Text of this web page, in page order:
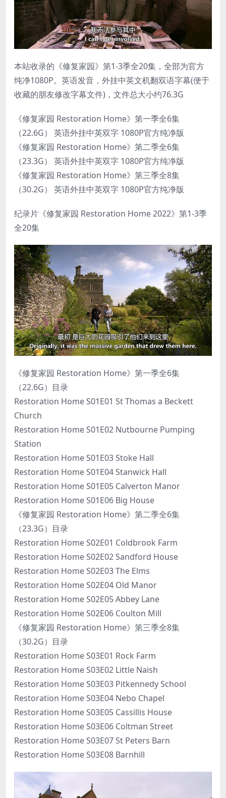
本站收录的《修复家园》第1-3季全20集，全部为官方
纯净1080P。英语发音，外挂中英文机翻双语字幕(便于
收藏的朋友修改字幕文件)，文件总大小约76.3G
《修复家园 Restoration Home》第一季全6集
（22.6G） 英语外挂中英双字 1080P官方纯净版
《修复家园 Restoration Home》第二季全6集
（23.3G） 英语外挂中英双字 1080P官方纯净版
《修复家园 Restoration Home》第三季全8集
（30.2G） 英语外挂中英双字 1080P官方纯净版
纪录片《修复家园 Restoration Home 2022》第1-3季
全20集
《修复家园 Restoration Home》第一季全6集
（22.6G）目录
Restoration Home S01E01 St Thomas a Beckett
Church
Restoration Home S01E02 Nutbourne Pumping
Station
Restoration Home S01E03 Stoke Hall
Restoration Home S01E04 Stanwick Hall
Restoration Home S01E05 Calverton Manor
Restoration Home S01E06 Big House
《修复家园 Restoration Home》第二季全6集
（23.3G）目录
Restoration Home S02E01 Coldbrook Farm
Restoration Home S02E02 Sandford House
Restoration Home S02E03 The Elms
Restoration Home S02E04 Old Manor
Restoration Home S02E05 Abbey Lane
Restoration Home S02E06 Coulton Mill
《修复家园 Restoration Home》第三季全8集
（30.2G）目录
Restoration Home S03E01 Rock Farm
Restoration Home S03E02 Little Naish
Restoration Home S03E03 Pitkennedy School
Restoration Home S03E04 Nebo Chapel
Restoration Home S03E05 Cassillis House
Restoration Home S03E06 Coltman Street
Restoration Home S03E07 St Peters Barn
Restoration Home S03E08 Barnhill